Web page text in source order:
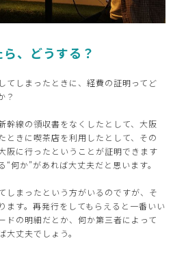
、どうする？
てしまったときに、経費の証明ってど
？
幹線の領収書をなくしたとして、大阪
ときに喫茶店を利用したとして、その
阪に行ったということが証明できます
何か”があれば大丈夫だと思います。
しまったという方がいるのですが、そ
ます。再発行をしてもらえると一番いい
ドの明細だとか、何か第三者によって
丈夫でしょう。